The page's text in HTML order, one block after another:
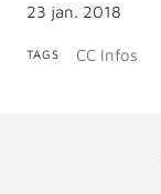
23 jan. 2018
TAGS CC Infos